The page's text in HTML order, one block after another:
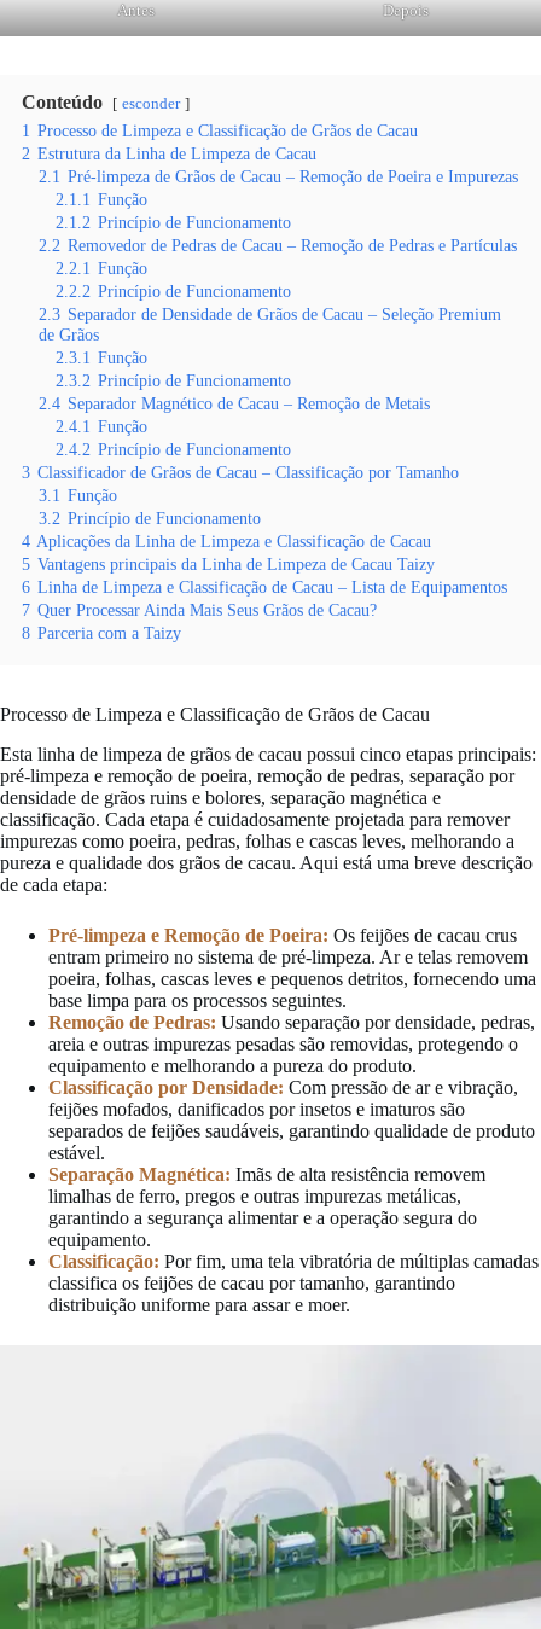
Antes Depois
Conteúdo esconder
1 Processo de Limpeza e Classificação de Grãos de Cacau
2 Estrutura da Linha de Limpeza de Cacau
2.1 Pré-limpeza de Grãos de Cacau – Remoção de Poeira e Impurezas
2.1.1 Função
2.1.2 Princípio de Funcionamento
2.2 Removedor de Pedras de Cacau – Remoção de Pedras e Partículas
2.2.1 Função
2.2.2 Princípio de Funcionamento
2.3 Separador de Densidade de Grãos de Cacau – Seleção Premium
de Grãos
2.3.1 Função
2.3.2 Princípio de Funcionamento
2.4 Separador Magnético de Cacau – Remoção de Metais
2.4.1 Função
2.4.2 Princípio de Funcionamento
3 Classificador de Grãos de Cacau – Classificação por Tamanho
3.1 Função
3.2 Princípio de Funcionamento
4 Aplicações da Linha de Limpeza e Classificação de Cacau
5 Vantagens principais da Linha de Limpeza de Cacau Taizy
6 Linha de Limpeza e Classificação de Cacau – Lista de Equipamentos
7 Quer Processar Ainda Mais Seus Grãos de Cacau?
8 Parceria com a Taizy
Processo de Limpeza e Classificação de Grãos de Cacau
Esta linha de limpeza de grãos de cacau possui cinco etapas principais:
pré-limpeza e remoção de poeira, remoção de pedras, separação por
densidade de grãos ruins e bolores, separação magnética e
classificação. Cada etapa é cuidadosamente projetada para remover
impurezas como poeira, pedras, folhas e cascas leves, melhorando a
pureza e qualidade dos grãos de cacau. Aqui está uma breve descrição
de cada etapa:
Pré-limpeza e Remoção de Poeira: Os feijões de cacau crus
entram primeiro no sistema de pré-limpeza. Ar e telas removem
poeira, folhas, cascas leves e pequenos detritos, fornecendo uma
base limpa para os processos seguintes.
Remoção de Pedras: Usando separação por densidade, pedras,
areia e outras impurezas pesadas são removidas, protegendo o
equipamento e melhorando a pureza do produto.
Classificação por Densidade: Com pressão de ar e vibração,
feijões mofados, danificados por insetos e imaturos são
separados de feijões saudáveis, garantindo qualidade de produto
estável.
Separação Magnética: Imãs de alta resistência removem
limalhas de ferro, pregos e outras impurezas metálicas,
garantindo a segurança alimentar e a operação segura do
equipamento.
Classificação: Por fim, uma tela vibratória de múltiplas camadas
classifica os feijões de cacau por tamanho, garantindo
distribuição uniforme para assar e moer.